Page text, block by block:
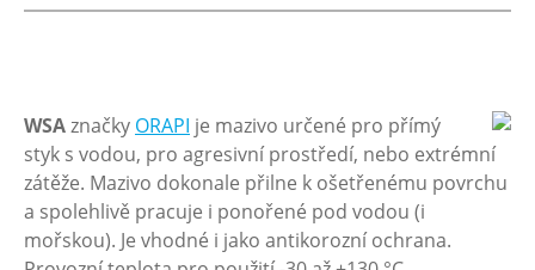
WSAznačky ORAPI je mazivo určené pro přímý
styk s vodou, pro agresivní prostředí, nebo extrémní
zátěže. Mazivo dokonale přilne k ošetřenému povrchu
a spolehlivě pracuje i ponořené pod vodou (i
mořskou). Je vhodné i jako antikorozní ochrana.